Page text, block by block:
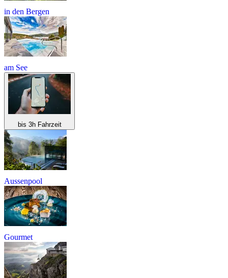
in den Bergen
am See
bis 3h Fahrzeit
Aussenpool
Gourmet